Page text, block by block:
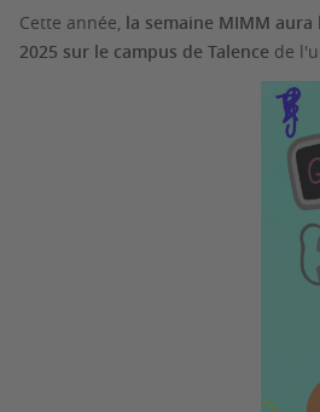
Cette année, la semaine MIMM
2025 sur le campus de Talence de